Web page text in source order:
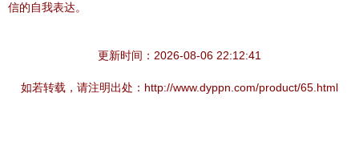
信的自我表达。
更新时间：2026-08-06 22:12:41
如若转载，请注明出处：http://www.dyppn.com/product/65.html